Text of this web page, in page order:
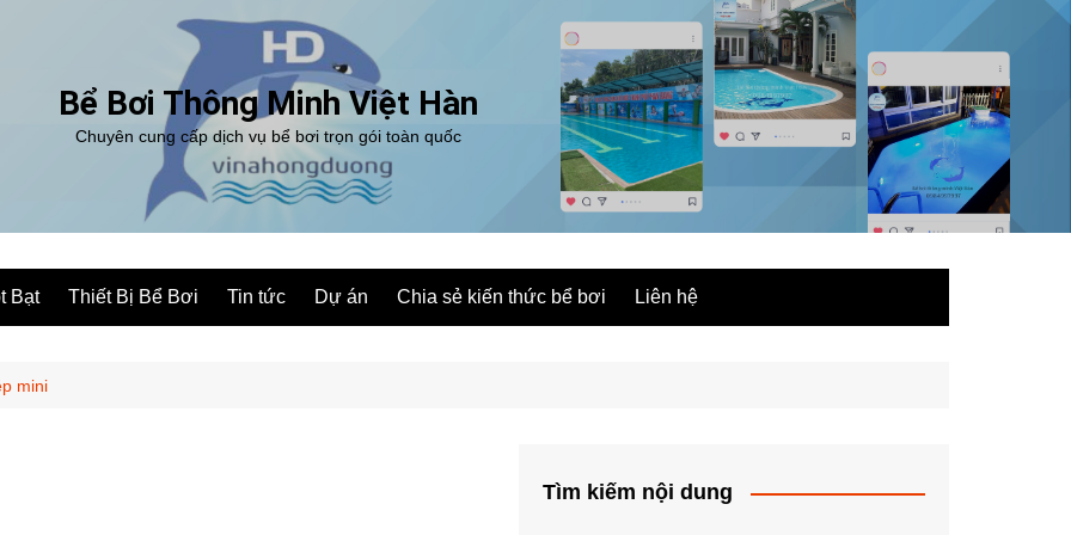
Bể Bơi Thông Minh Việt Hàn
Chuyên cung cấp dịch vụ bể bơi trọn gói toàn quốc
Bạt Thiết Bị Bể Bơi Tin tức Dự án Chia sẻ kiến thức bể bơi Liên hệ
mini
Tìm kiếm nội dung